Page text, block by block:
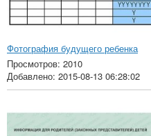
Фотография будущего ребенка
Просмотров: 2010
Добавлено: 2015-08-13 06:28:02